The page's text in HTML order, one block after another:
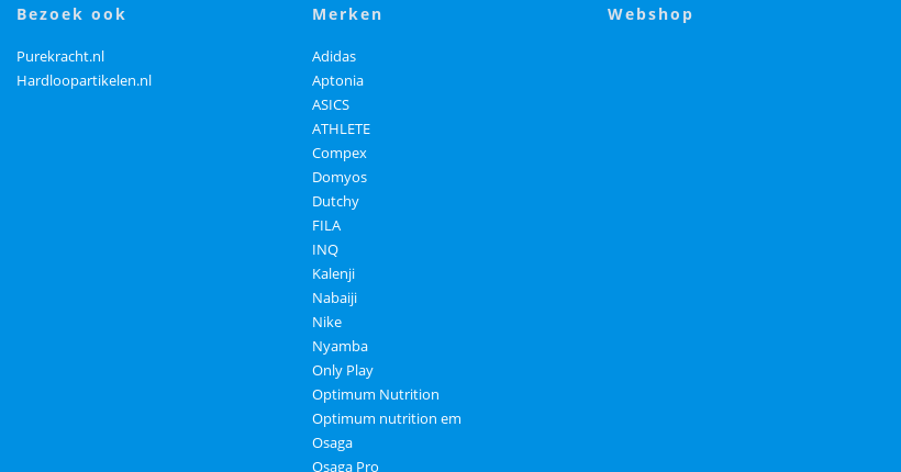
bezoek ook
Purekracht.nl
Hardloopartikelen.nl
merken
Adidas
Aptonia
ASICS
ATHLETE
Compex
Domyos
Dutchy
FILA
INQ
Kalenji
Nabaiji
Nike
Nyamba
Only Play
Optimum Nutrition
Optimum nutrition em
Osaga
Osaga Pro
webshop